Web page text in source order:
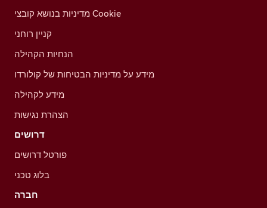
מדיניות בנושא קובצי Cookie
קניין רוחני
הנחיות הקהילה
מידע על מדיניות הבטיחות של קולורדו
מידע לקהילה
הצהרת נגישות
דרושים
פורטל דרושים
בלוג טכני
חברה